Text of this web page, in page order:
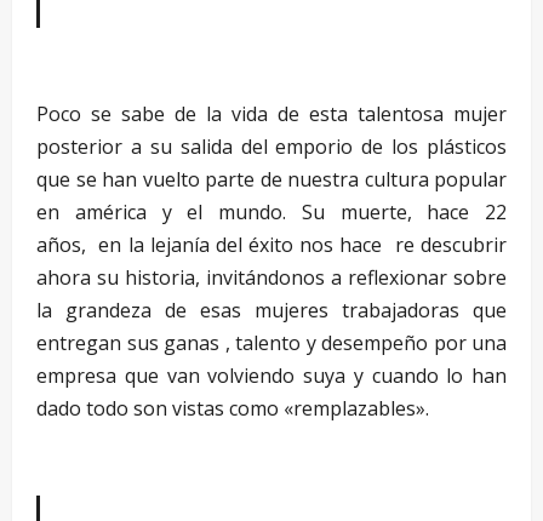
Poco se sabe de la vida de esta talentosa mujer
posterior a su salida del emporio de los plásticos
que se han vuelto parte de nuestra cultura popular
en américa y el mundo. Su muerte, hace 22
años, en la lejanía del éxito nos hace re descubrir
ahora su historia, invitándonos a reflexionar sobre
la grandeza de esas mujeres trabajadoras que
entregan sus ganas , talento y desempeño por una
empresa que van volviendo suya y cuando lo han
dado todo son vistas como «remplazables».